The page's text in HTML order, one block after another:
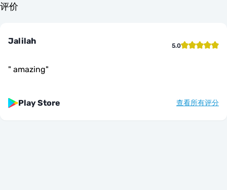
评价
Jalilah 5.0
" amazing"
Play Store 查看所有评分